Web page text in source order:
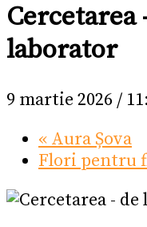
Cercetarea
laborator
9 martie 2026 /
« Aura Șova
Flori pentru